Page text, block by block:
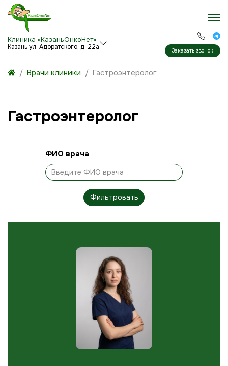
Клиника «КазаньОнкоНет»
Казань ул. Адоратского, д. 22а Заказать звонок
Врачи клиники Гастроэнтеролог
Гастроэнтеролог
ФИО врача
Фильтровать